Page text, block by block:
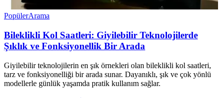
PopülerArama
Bileklikli Kol Saatleri: Giyilebilir Teknolojilerde
Şıklık ve Fonksiyonellik Bir Arada
Giyilebilir teknolojilerin en şık örnekleri olan bileklikli kol saatleri,
tarz ve fonksiyonelliği bir arada sunar. Dayanıklı, şık ve çok yönlü
modellerle günlük yaşamda pratik kullanım sağlar.